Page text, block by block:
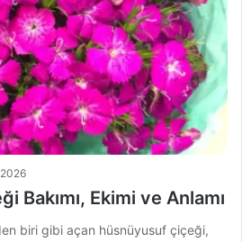
Bakımı, Ekimi ve Anlamı
biri gibi açan hüsnüyusuf çiçeği,